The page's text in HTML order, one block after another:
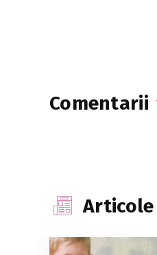
Comentarii